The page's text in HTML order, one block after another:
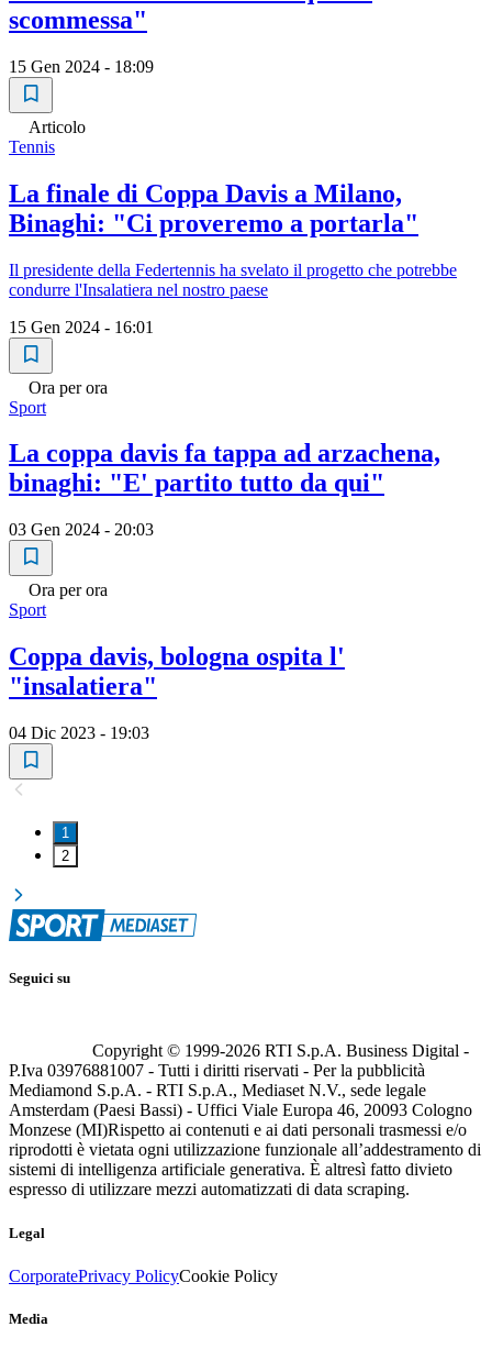
scommessa"
15 Gen 2024 - 18:09
Articolo
Tennis
La finale di Coppa Davis a Milano,
Binaghi: "Ci proveremo a portarla"
Il presidente della Federtennis ha svelato il progetto che potrebbe
condurre l'Insalatiera nel nostro paese
15 Gen 2024 - 16:01
Ora per ora
Sport
La coppa davis fa tappa ad arzachena,
binaghi: "E' partito tutto da qui"
03 Gen 2024 - 20:03
Ora per ora
Sport
Coppa davis, bologna ospita l'
"insalatiera"
04 Dic 2023 - 19:03
1
2
Seguici su
Copyright © 1999-2026 RTI S.p.A. Business Digital -
P.Iva 03976881007 - Tutti i diritti riservati - Per la pubblicità
Mediamond S.p.A. - RTI S.p.A., Mediaset N.V., sede legale
Amsterdam (Paesi Bassi) - Uffici Viale Europa 46, 20093 Cologno
Monzese (MI)Rispetto ai contenuti e ai dati personali trasmessi e/o
riprodotti è vietata ogni utilizzazione funzionale all’addestramento di
sistemi di intelligenza artificiale generativa. È altresì fatto divieto
espresso di utilizzare mezzi automatizzati di data scraping.
Legal
CorporatePrivacy PolicyCookie Policy
Media